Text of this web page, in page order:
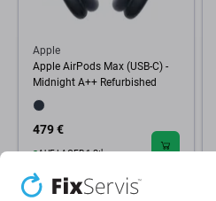
Apple
Apple AirPods Max (USB-C) -
Midnight A++ Refurbished
479 €
AUF LAGER 1 Stk